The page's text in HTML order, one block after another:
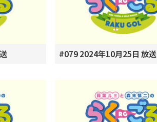
#079 2024年10月25日 放送